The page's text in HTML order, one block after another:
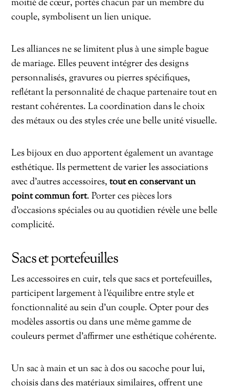
moitié de cœur, portés chacun par un membre du
couple, symbolisent un lien unique.
Les alliances ne se limitent plus à une simple bague
de mariage. Elles peuvent intégrer des designs
personnalisés, gravures ou pierres spécifiques,
reflétant la personnalité de chaque partenaire tout en
restant cohérentes. La coordination dans le choix
des métaux ou des styles crée une belle unité visuelle.
Les bijoux en duo apportent également un avantage
esthétique. Ils permettent de varier les associations
avec d’autres accessoires,tout en conservant un
point commun fort. Porter ces pièces lors
d’occasions spéciales ou au quotidien révèle une belle
complicité.
Sacs et portefeuilles
Les accessoires en cuir, tels que sacs et portefeuilles,
participent largement à l’équilibre entre style et
fonctionnalité au sein d’un couple. Opter pour des
modèles assortis ou dans une même gamme de
couleurs permet d’affirmer une esthétique cohérente.
Un sac à main et un sac à dos ou sacoche pour lui,
choisis dans des matériaux similaires, offrent une